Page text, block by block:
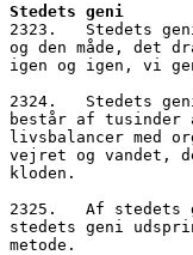
Stedets geni
2323.   Stedets
og den måde, det
igen og igen, vi
2324.   Stedets
består af tusinder
livsbalancer med
vejret og vandet,
kloden.
2325.   Af stedets
stedets geni
metode.